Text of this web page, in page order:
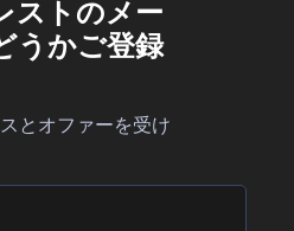
ストのメー
うかご登録
とオファーを受け